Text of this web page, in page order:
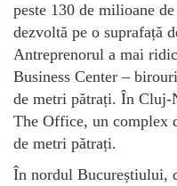
peste 130 de milioane
dezvoltă pe o suprafață
Antreprenorul a mai
Business Center –
de metri pătrați. În Cluj-
The Office, un complex
de metri pătrați.
În nordul Bucureștiului,